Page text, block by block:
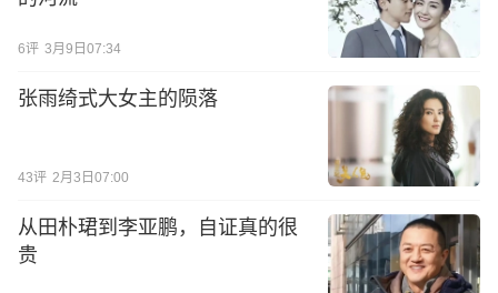
6评 3月9日07:34
张雨绮式大女主的陨落
43评 2月3日07:00
从田朴珺到李亚鹏，自证真的很
贵